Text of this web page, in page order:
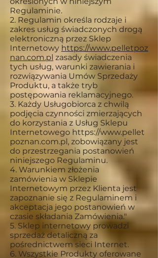
Regulaminie.
2. Regulamin określa rodzaje i
zakres usług świadczonych drogą
elektroniczną przez Sklep
Internetowy https://www.pelletpoz
nan.com.pl zasady świadczenia
tych usług, warunki zawierania i
rozwiązywania Umów Sprzedaży
Produktu, a także tryb
postępowania reklamacyjnego.
3. Każdy Usługobiorca z chwilą
podjęcia czynności zmierzających
do korzystania z Usług Sklepu
Internetowego https://www.pellet
poznan.com.pl , zobowiązany jest
do przestrzegania postanowień
niniejszego Regulaminu.
4. Warunkiem złożenia
zamówienia w Sklepie
Internetowym przez Klienta jest
zapoznanie się z Regulaminem i
akceptacja jego postanowień w
czasie składania Zamówienia."
5. Sklep internetowy prowadzi
sprzedaż detaliczną za
pośrednictwem sieci Internet.
6. Wszystkie Produkty oferowane